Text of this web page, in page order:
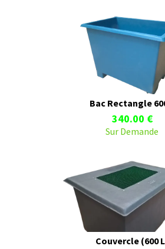
Bac Rectangle
340.00 €
Sur Demande
Couvercle (600